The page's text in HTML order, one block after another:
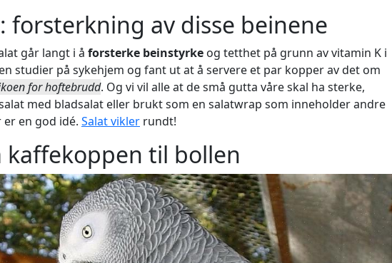
forsterkning av disse beinene
går langt i å forsterke beinstyrke og tetthet på grunn av vitamin K i
studier på sykehjem og fant ut at å servere et par kopper av det om
for hoftebrudd. Og vi vil alle at de små gutta våre skal ha sterke,
med bladsalat eller brukt som en salatwrap som inneholder andre
en god idé. Salat vikler rundt!
kaffekoppen til bollen